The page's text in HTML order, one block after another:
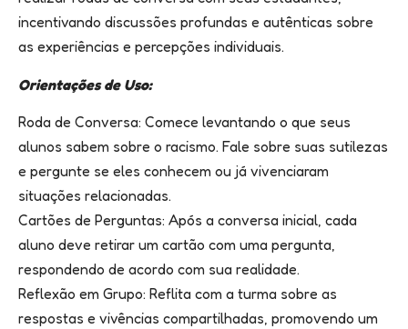
incentivando discussões profundas e autênticas sobre
as experiências e percepções individuais.
Orientações de Uso:
Roda de Conversa: Comece levantando o que seus
alunos sabem sobre o racismo. Fale sobre suas sutilezas
e pergunte se eles conhecem ou já vivenciaram
situações relacionadas.
Cartões de Perguntas: Após a conversa inicial, cada
aluno deve retirar um cartão com uma pergunta,
respondendo de acordo com sua realidade.
Reflexão em Grupo: Reflita com a turma sobre as
respostas e vivências compartilhadas, promovendo um